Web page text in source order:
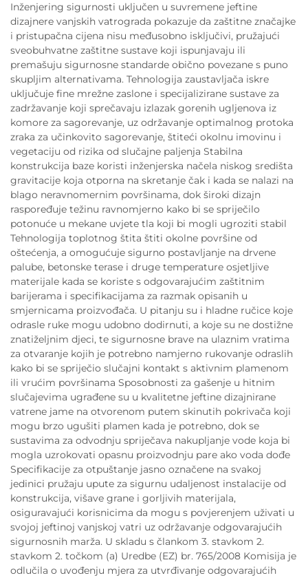
Inženjering sigurnosti uključen u suvremene jeftine
dizajnere vanjskih vatrograda pokazuje da zaštitne značajke
i pristupačna cijena nisu međusobno isključivi, pružajući
sveobuhvatne zaštitne sustave koji ispunjavaju ili
premašuju sigurnosne standarde obično povezane s puno
skupljim alternativama. Tehnologija zaustavljača iskre
uključuje fine mrežne zaslone i specijalizirane sustave za
zadržavanje koji sprečavaju izlazak gorenih ugljenova iz
komore za sagorevanje, uz održavanje optimalnog protoka
zraka za učinkovito sagorevanje, štiteći okolnu imovinu i
vegetaciju od rizika od slučajne paljenja Stabilna
konstrukcija baze koristi inženjerska načela niskog središta
gravitacije koja otporna na skretanje čak i kada se nalazi na
blago neravnomernim površinama, dok široki dizajn
raspoređuje težinu ravnomjerno kako bi se spriječilo
potonuće u mekane uvjete tla koji bi mogli ugroziti stabil
Tehnologija toplotnog štita štiti okolne površine od
oštećenja, a omogućuje sigurno postavljanje na drvene
palube, betonske terase i druge temperature osjetljive
materijale kada se koriste s odgovarajućim zaštitnim
barijerama i specifikacijama za razmak opisanih u
smjernicama proizvođača. U pitanju su i hladne ručice koje
odrasle ruke mogu udobno dodirnuti, a koje su ne dostižne
znatiželjnim djeci, te sigurnosne brave na ulaznim vratima
za otvaranje kojih je potrebno namjerno rukovanje odraslih
kako bi se spriječio slučajni kontakt s aktivnim plamenom
ili vrućim površinama Sposobnosti za gašenje u hitnim
slučajevima ugrađene su u kvalitetne jeftine dizajnirane
vatrene jame na otvorenom putem skinutih pokrivača koji
mogu brzo ugušiti plamen kada je potrebno, dok se
sustavima za odvodnju spriječava nakupljanje vode koja bi
mogla uzrokovati opasnu proizvodnju pare ako voda dođe
Specifikacije za otpuštanje jasno označene na svakoj
jedinici pružaju upute za sigurnu udaljenost instalacije od
konstrukcija, višave grane i gorljivih materijala,
osiguravajući korisnicima da mogu s povjerenjem uživati u
svojoj jeftinoj vanjskoj vatri uz održavanje odgovarajućih
sigurnosnih marža. U skladu s člankom 3. stavkom 2.
stavkom 2. točkom (a) Uredbe (EZ) br. 765/2008 Komisija je
odlučila o uvođenju mjera za utvrđivanje odgovarajućih